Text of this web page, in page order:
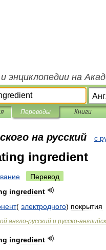
энциклопедии на
Переводы Книги
на русский с
ingredient
Перевод
ingredient
( электродного) покрытия
англо-русский и русско-
ingredient